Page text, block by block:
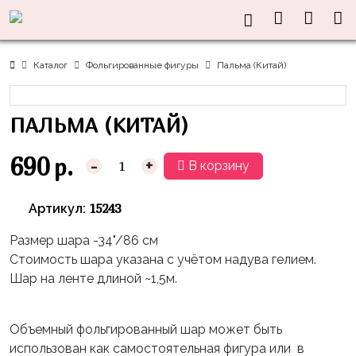
Каталог Фольгированные фигуры Пальма (Китай)
ПАЛЬМА (КИТАЙ)
690 р. - + В корзину
Артикул: 15243
Размер шара -34"/86 см
Стоимость шара указана с учётом надува гелием.
Шар на ленте длиной ~1,5м.
Объемный фольгированный шар может быть
использован как самостоятельная фигура или в
консультация?
Акции
Каталог
Латексные
шары
без
рисунка
Латексные
с
рисунком
звёзды
Праздники
8
марта
23
февраля,
Родился
День
Рождения
День
Тематики
Оранжевая
Корова
Маша
и
Синий
Трактор
Миньоны
Леди
Баг
Информация
О нас
Доставка
и оплата
Скидки
Контакты
+7(910)888-